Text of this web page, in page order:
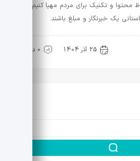
محتوا و تکنیک برای مردم مهیا کنیم،
یک خبرنگار و مبلغ باشند.
25 آذر 1404 0 دیدگاه